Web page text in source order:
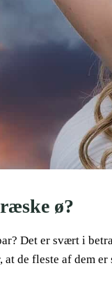
ø?
Det er svært i
de fleste af dem